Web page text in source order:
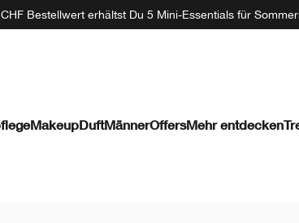
Bestellwert erhältst Du 5 Mini-Essentials für
MakeupDuftMännerOffersMehr entdecken